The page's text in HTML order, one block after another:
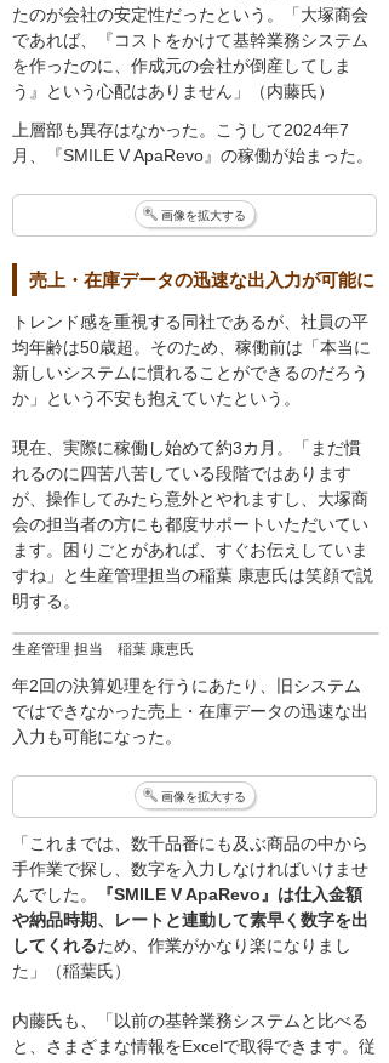
たのが会社の安定性だったという。「大塚商会
であれば、『コストをかけて基幹業務システム
を作ったのに、作成元の会社が倒産してしま
う』という心配はありません」（内藤氏）
上層部も異存はなかった。こうして2024年7
月、『SMILE V ApaRevo』の稼働が始まった。
画像を拡大する
売上・在庫データの迅速な出入力が可能に
トレンド感を重視する同社であるが、社員の平
均年齢は50歳超。そのため、稼働前は「本当に
新しいシステムに慣れることができるのだろう
か」という不安も抱えていたという。
生産管理 担当 稲葉 康恵氏
現在、実際に稼働し始めて約3カ月。「まだ慣
れるのに四苦八苦している段階ではあります
が、操作してみたら意外とやれますし、大塚商
会の担当者の方にも都度サポートいただいてい
ます。困りごとがあれば、すぐお伝えしていま
すね」と生産管理担当の稲葉 康恵氏は笑顔で説
明する。
年2回の決算処理を行うにあたり、旧システム
ではできなかった売上・在庫データの迅速な出
入力も可能になった。
画像を拡大する
「これまでは、数千品番にも及ぶ商品の中から
手作業で探し、数字を入力しなければいけませ
んでした。
『SMILE V ApaRevo』は仕入金額
や納品時期、レートと連動して素早く数字を出
してくれるため、作業がかなり楽になりまし
た」（稲葉氏）
内藤氏も、「以前の基幹業務システムと比べる
と、さまざまな情報をExcelで取得できます。従